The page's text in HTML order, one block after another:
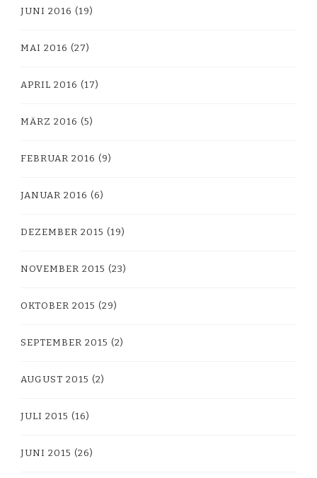
JUNI 2016 (19)
MAI 2016 (27)
APRIL 2016 (17)
MÄRZ 2016 (5)
FEBRUAR 2016 (9)
JANUAR 2016 (6)
DEZEMBER 2015 (19)
NOVEMBER 2015 (23)
OKTOBER 2015 (29)
SEPTEMBER 2015 (2)
AUGUST 2015 (2)
JULI 2015 (16)
JUNI 2015 (26)